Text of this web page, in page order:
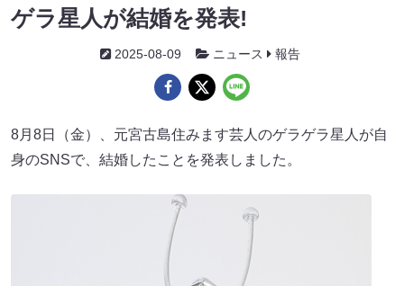
ゲラ星人が結婚を発表!
2025-08-09 ニュース 報告
8月8日（金）、元宮古島住みます芸人のゲラゲラ星人が自
身のSNSで、結婚したことを発表しました。